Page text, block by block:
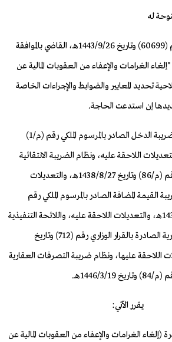
له
وبناءً على الأمر الملكي رقم (60699) وتاريخ 1443/9/26هـ، القاضي بالموافقة
الغرامات والإعفاء من العقوبات المالية عن
تحديد المعايير والضوابط والإجراءات الخاصة
إن استدعت الحاجة.
وبعد الاطلاع على نظام ضريبة الدخل الصادر بالمرسوم الملكي رقم (م/1)
1/15هـ، والتعديلات اللاحقة عليه، ونظام الضريبة الانتقائية
الصادر بالمرسوم الملكي رقم (م/86) وتاريخ 1438/8/27هـ، والتعديلات
القيمة المضافة الصادر بالمرسوم الملكي رقم
(م/113) وتاريخ 1438/11/2هـ، والتعديلات اللاحقة عليه، واللائحة التنفيذية
لضريبة التصرفات العقارية الصادرة بالقرار الوزاري رقم (712) وتاريخ
اللاحقة عليها، ونظام ضريبة التصرفات العقارية
3/19هـ.
يقرر الآتي:
(إلغاء الغرامات والإعفاء من العقوبات المالية عن